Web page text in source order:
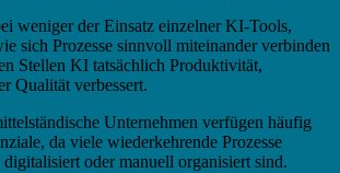
weniger der Einsatz einzelner KI-Tools,
sich Prozesse sinnvoll miteinander verbinden
Stellen KI tatsächlich Produktivität,
Qualität verbessert.
Unternehmen verfügen häufig
da viele wiederkehrende Prozesse
oder manuell organisiert sind.